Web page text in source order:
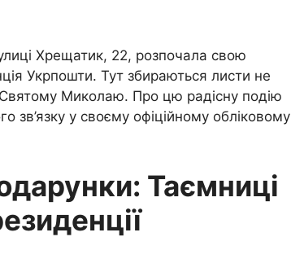
Хрещатик, 22, розпочала свою
Укрпошти. Тут збираються листи не
Миколаю. Про цю радісну подію
у своєму офіційному обліковому
Таємниці